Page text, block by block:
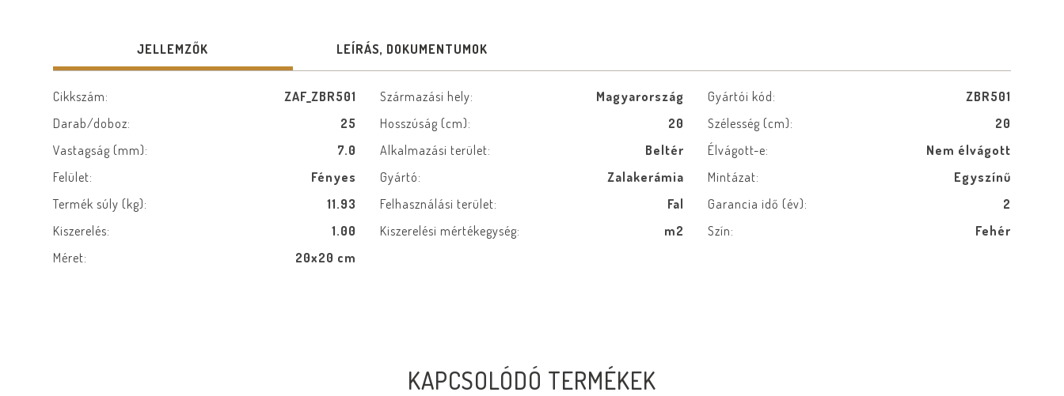
JELLEMZŐK LEÍRÁS, DOKUMENTUMOK
Cikkszám: ZAF_ZBR501 Származási hely: Magyarország Gyártói kód:
ZBR501
Darab/doboz:
25 Hosszúság (cm): 20 Szélesség (cm):
20
Vastagság (mm):
7.0 Alkalmazási terület: Beltér Élvágott-e:
Nem élvágott
Felület:
Fényes Gyártó: Zalakerámia Mintázat:
Egyszínű
Termék súly (kg):
11.93 Felhasználási terület: Fal Garancia idő (év):
2
Kiszerelés:
1.00 Kiszerelési mértékegység: m2 Szín:
Fehér
Méret:
20x20 cm
KAPCSOLÓDÓ TERMÉKEK